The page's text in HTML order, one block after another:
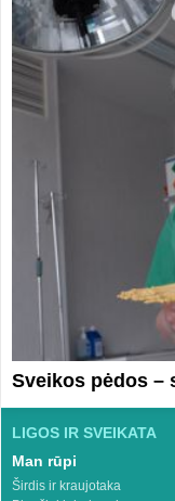
Sveikos pėdos –
LIGOS IR SVEIKATA
Man rūpi
Širdis ir kraujotaka